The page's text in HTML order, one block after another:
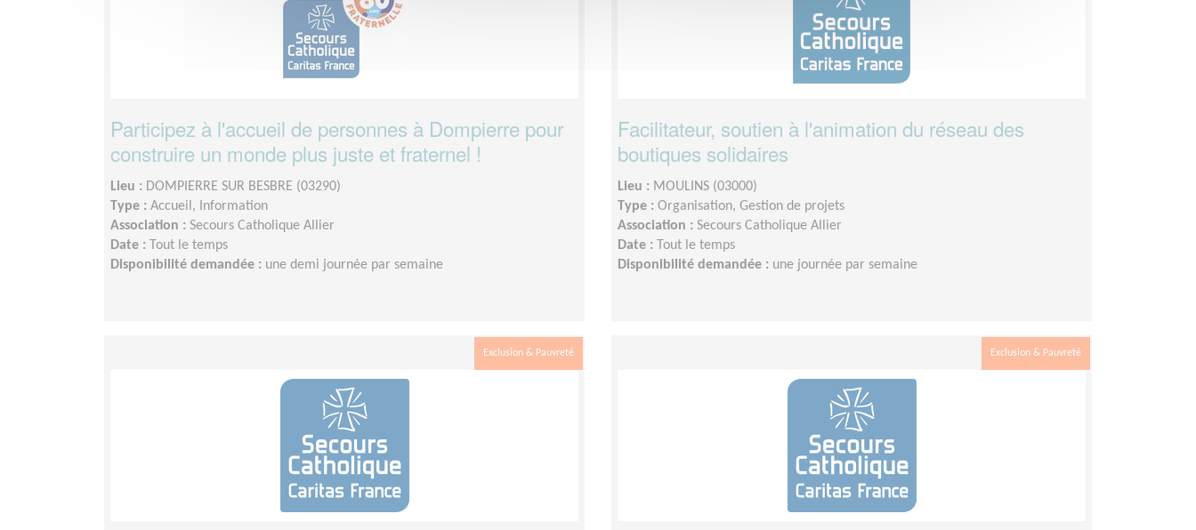
Participez à l'accueil de personnes à Dompierre pour
construire un monde plus juste et fraternel !
Lieu : DOMPIERRE SUR BESBRE (03290)
Type : Accueil, Information
Association : Secours Catholique Allier
Date : Tout le temps
Disponibilité demandée : une demi journée par semaine
Facilitateur, soutien à l'animation du réseau des
boutiques solidaires
Lieu : MOULINS (03000)
Type : Organisation, Gestion de projets
Association : Secours Catholique Allier
Date : Tout le temps
Disponibilité demandée : une journée par semaine
Exclusion & Pauvreté Exclusion & Pauvreté